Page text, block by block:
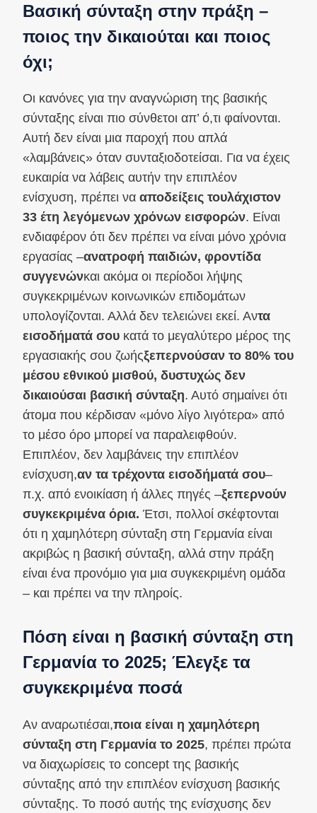
Βασική σύνταξη στην πράξη –
ποιος την δικαιούται και ποιος
όχι;
Οι κανόνες για την αναγνώριση της βασικής
σύνταξης είναι πιο σύνθετοι απ’ ό,τι φαίνονται.
Αυτή δεν είναι μια παροχή που απλά
«λαμβάνεις» όταν συνταξιοδοτείσαι. Για να έχεις
ευκαιρία να λάβεις αυτήν την επιπλέον
ενίσχυση, πρέπει να αποδείξεις τουλάχιστον
33 έτη λεγόμενων χρόνων εισφορών. Είναι
ενδιαφέρον ότι δεν πρέπει να είναι μόνο χρόνια
εργασίας –ανατροφή παιδιών, φροντίδα
συγγενώνκαι ακόμα οι περίοδοι λήψης
συγκεκριμένων κοινωνικών επιδομάτων
υπολογίζονται. Αλλά δεν τελειώνει εκεί. Αντα
εισοδήματά σου κατά το μεγαλύτερο μέρος της
εργασιακής σου ζωήςξεπερνούσαν το 80% του
μέσου εθνικού μισθού, δυστυχώς δεν
δικαιούσαι βασική σύνταξη. Αυτό σημαίνει ότι
άτομα που κέρδισαν «μόνο λίγο λιγότερα» από
το μέσο όρο μπορεί να παραλειφθούν.
Επιπλέον, δεν λαμβάνεις την επιπλέον
ενίσχυση,αν τα τρέχοντα εισοδήματά σου–
π.χ. από ενοικίαση ή άλλες πηγές –ξεπερνούν
συγκεκριμένα όρια. Έτσι, πολλοί σκέφτονται
ότι η χαμηλότερη σύνταξη στη Γερμανία είναι
ακριβώς η βασική σύνταξη, αλλά στην πράξη
είναι ένα προνόμιο για μια συγκεκριμένη ομάδα
– και πρέπει να την πληροίς.
Πόση είναι η βασική σύνταξη στη
Γερμανία το 2025; Έλεγξε τα
συγκεκριμένα ποσά
Αν αναρωτιέσαι,ποια είναι η χαμηλότερη
σύνταξη στη Γερμανία το 2025, πρέπει πρώτα
να διαχωρίσεις το concept της βασικής
σύνταξης από την επιπλέον ενίσχυση βασικής
σύνταξης. Το ποσό αυτής της ενίσχυσης δεν